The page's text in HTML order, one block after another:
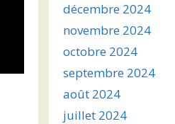
décembre 2024
novembre 2024
octobre 2024
septembre 2024
août 2024
juillet 2024